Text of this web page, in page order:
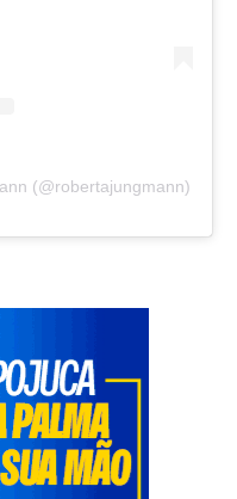
(@robertajungmann)